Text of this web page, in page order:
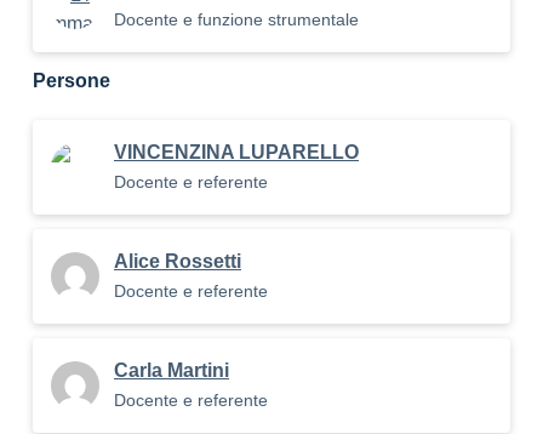
Docente e funzione strumentale
Persone
VINCENZINA LUPARELLO
Docente e referente
Alice Rossetti
Docente e referente
Carla Martini
Docente e referente